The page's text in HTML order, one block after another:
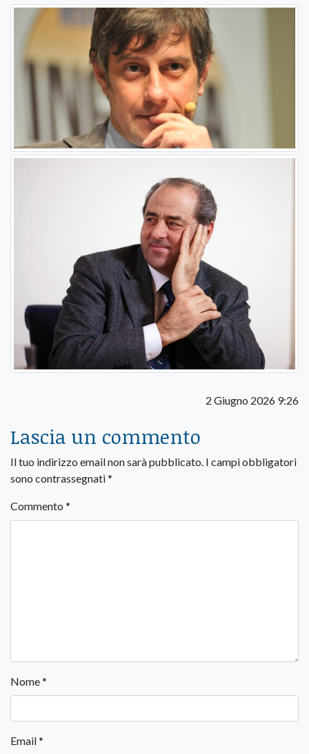
2 Giugno 2026 9:26
Lascia un commento
Il tuo indirizzo email non sarà pubblicato. I campi obbligatori
sono contrassegnati*
Commento *
Nome*
Email*